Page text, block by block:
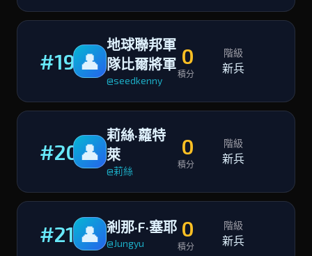
#19 👤
地球聯邦軍
隊比爾將軍
@seedkenny
0
積分
階級
新兵
#20 👤
莉絲·蘿特
萊
@莉絲
0
積分
階級
新兵
#21 👤 剎那·F·塞耶
@Jungyu
0
積分
階級
新兵